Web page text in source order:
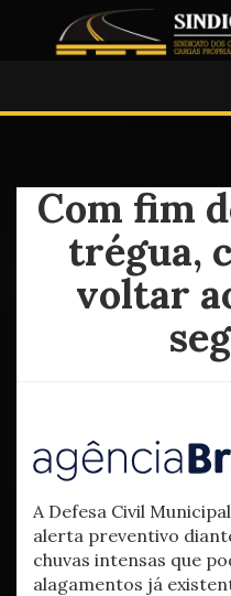
Com fim
trégua,
voltar
A Defesa Civil
alerta preventivo
chuvas intensas que
alagamentos já